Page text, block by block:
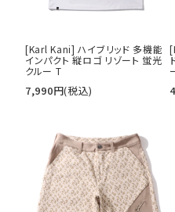
[Karl Kani] ハイブリッド 多機能
インパクト 縦ロゴ リゾート 蛍光
クルー T
7,990円(税込)